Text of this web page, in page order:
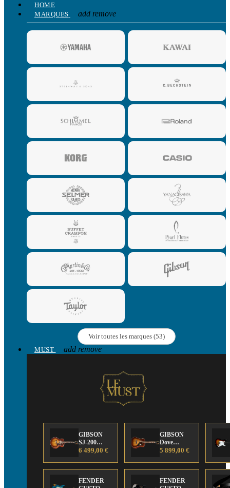
HOME
MARQUES
add remove
Voir toutes les marques (53)
MUST
add remove
GIBSON
SJ-200
Anniversary
Edition
6 499,00 €
GIBSON
Dove
Anniversary
Edition
5 899,00 €
FENDER
FENDER